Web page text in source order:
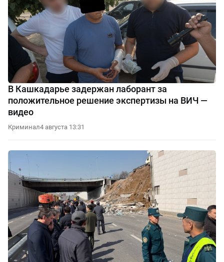
В Кашкадарье задержан лаборант за
положительное решение экспертизы на ВИЧ —
видео
Криминал4 августа 13:31